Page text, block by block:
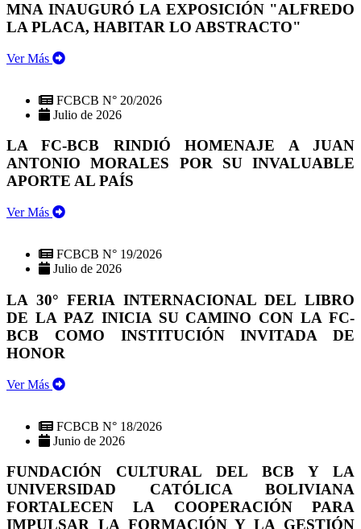
MNA INAUGURÓ LA EXPOSICIÓN "ALFREDO
LA PLACA, HABITAR LO ABSTRACTO"
Ver Más
FCBCB N° 20/2026
Julio de 2026
LA FC-BCB RINDIÓ HOMENAJE A JUAN
ANTONIO MORALES POR SU INVALUABLE
APORTE AL PAÍS
Ver Más
FCBCB N° 19/2026
Julio de 2026
LA 30° FERIA INTERNACIONAL DEL LIBRO
DE LA PAZ INICIA SU CAMINO CON LA FC-
BCB COMO INSTITUCIÓN INVITADA DE
HONOR
Ver Más
FCBCB N° 18/2026
Junio de 2026
FUNDACIÓN CULTURAL DEL BCB Y LA
UNIVERSIDAD CATÓLICA BOLIVIANA
FORTALECEN LA COOPERACIÓN PARA
IMPULSAR LA FORMACIÓN Y LA GESTIÓN